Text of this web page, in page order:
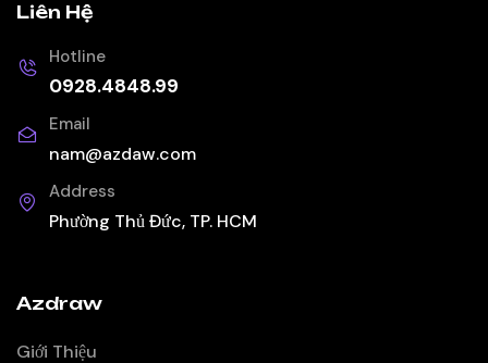
Liên Hệ
Hotline
0928.4848.99
Email
nam@azdaw.com
Address
Phường Thủ Đức, TP. HCM
Azdraw
Giới Thiệu